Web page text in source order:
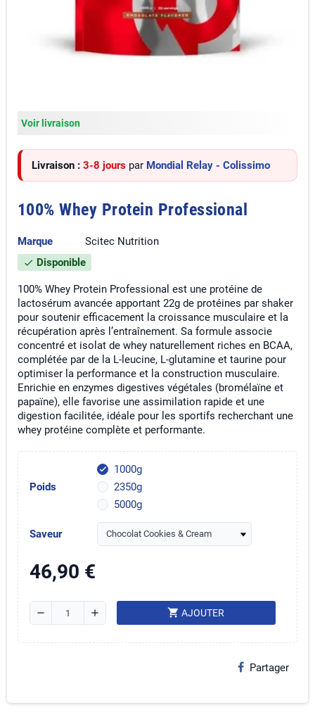
Voir livraison
Livraison : 3-8 jours par Mondial Relay - Colissimo
100% Whey Protein Professional
Marque Scitec Nutrition
check Disponible
100% Whey Protein Professional est une protéine de
lactosérum avancée apportant 22g de protéines par shaker
pour soutenir efficacement la croissance musculaire et la
récupération après l’entraînement. Sa formule associe
concentré et isolat de whey naturellement riches en BCAA,
complétée par de la L-leucine, L-glutamine et taurine pour
optimiser la performance et la construction musculaire.
Enrichie en enzymes digestives végétales (bromélaïne et
papaïne), elle favorise une assimilation rapide et une
digestion facilitée, idéale pour les sportifs recherchant une
whey protéine complète et performante.
Poids
check
1000g
2350g
5000g
Saveur
46,90 €
remove add shopping_cart AJOUTER
Partager